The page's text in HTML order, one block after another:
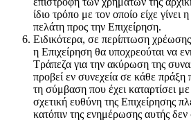
ίδιο τρόπο με τον οποίο είχε
πελάτη προς την Επιχείρηση.
Ειδικότερα, σε περίπτωση
η Επιχείρηση θα υποχρεούται να
Τράπεζα για την ακύρωση της
προβεί εν συνεχεία σε κάθε
τη σύμβαση που έχει καταρτίσει
σχετική ευθύνη της Επιχείρησης
κατόπιν της ενημέρωσης αυτής δεν